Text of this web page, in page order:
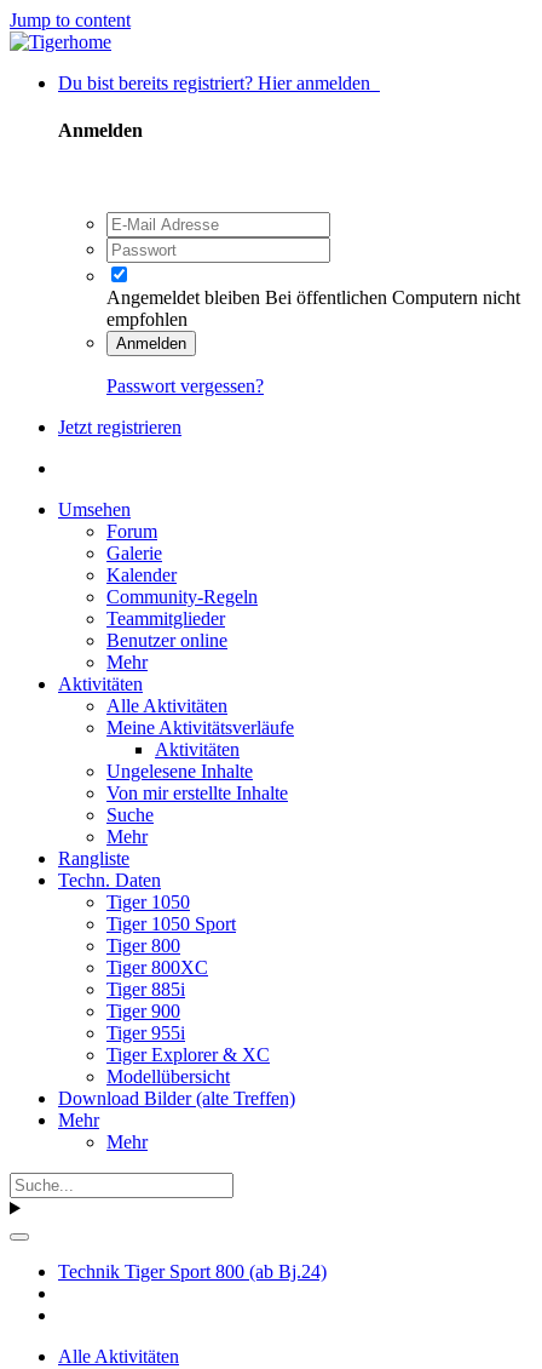
Jump to content
Du bist bereits registriert? Hier anmelden
Anmelden
Angemeldet bleiben Bei öffentlichen Computern nicht
empfohlen
Anmelden
Passwort vergessen?
Jetzt registrieren
Umsehen
Forum
Galerie
Kalender
Community-Regeln
Teammitglieder
Benutzer online
Mehr
Aktivitäten
Alle Aktivitäten
Meine Aktivitätsverläufe
Aktivitäten
Ungelesene Inhalte
Von mir erstellte Inhalte
Suche
Mehr
Rangliste
Techn. Daten
Tiger 1050
Tiger 1050 Sport
Tiger 800
Tiger 800XC
Tiger 885i
Tiger 900
Tiger 955i
Tiger Explorer & XC
Modellübersicht
Download Bilder (alte Treffen)
Mehr
Mehr
Technik Tiger Sport 800 (ab Bj.24)
Alle Aktivitäten